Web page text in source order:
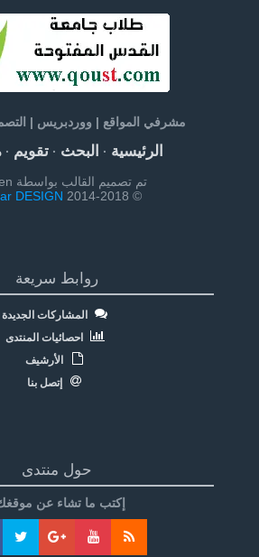
مشرفي المواقع | ووردبريس |
الرئيسية· البحث· تقويم·
تم تصميم القالب بواسطة NetPen:
© 2014-2018
Mishar DESIGN
روابط سريعة
المشاركات الجديدة
احصائيات المنتدى
الأرشيف
إتصل بنا
حول منتدى
إكتب ما تشاء عن موقغك